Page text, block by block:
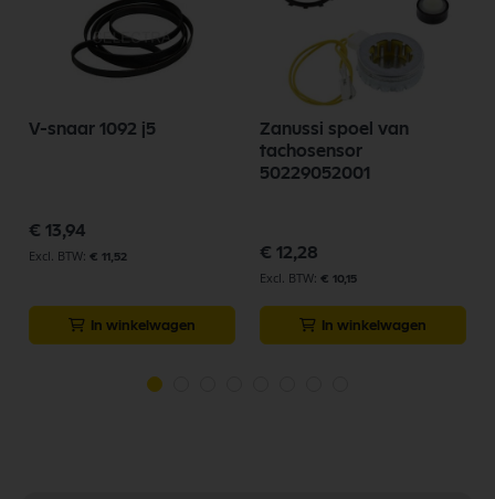
V-snaar 1092 j5
€ 13,94
€ 11,52
In winkelwagen
Zanussi spoel van
tachosensor
50229052001
€ 12,28
€ 10,15
In winkelwagen